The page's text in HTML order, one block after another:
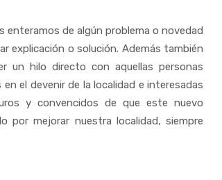
enteramos de algún problema o novedad
explicación o solución. Además también
un hilo directo con aquellas personas
el devenir de la localidad e interesadas
y convencidos de que este nuevo
por mejorar nuestra localidad, siempre